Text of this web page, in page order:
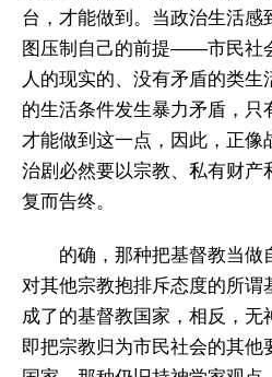
台，才能做到。当政治生活感
图压制自己的前提——市民社
人的现实的、没有矛盾的类生
的生活条件发生暴力矛盾，只
才能做到这一点，因此，正像
治剧必然要以宗教、私有财产
复而告终。
的确，那种把基督教当做
对其他宗教抱排斥态度的所谓
成了的基督教国家，相反，无
即把宗教归为市民社会的其他